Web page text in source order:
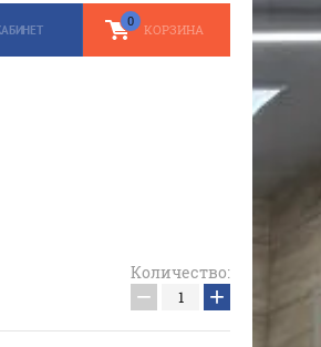
КОРЗИНА
0
Количество:
− +